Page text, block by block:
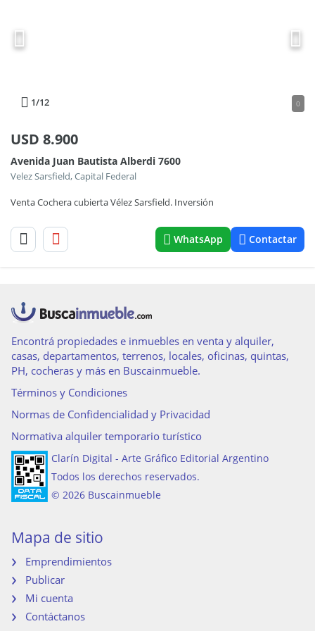
1/12 0
USD 8.900
Avenida Juan Bautista Alberdi 7600
Velez Sarsfield, Capital Federal
Venta Cochera cubierta Vélez Sarsfield. Inversión
WhatsApp Contactar
Encontrá propiedades e inmuebles en venta y alquiler,
casas, departamentos, terrenos, locales, oficinas, quintas,
PH, cocheras y más en Buscainmueble.
Términos y Condiciones
Normas de Confidencialidad y Privacidad
Normativa alquiler temporario turístico
Clarín Digital - Arte Gráfico Editorial Argentino
Todos los derechos reservados.
© 2026 Buscainmueble
Mapa de sitio
Emprendimientos
Publicar
Mi cuenta
Contáctanos